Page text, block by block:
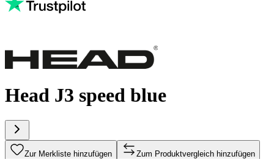
Head J3 speed blue
Zur Merkliste hinzufügen Zum Produktvergleich hinzufügen